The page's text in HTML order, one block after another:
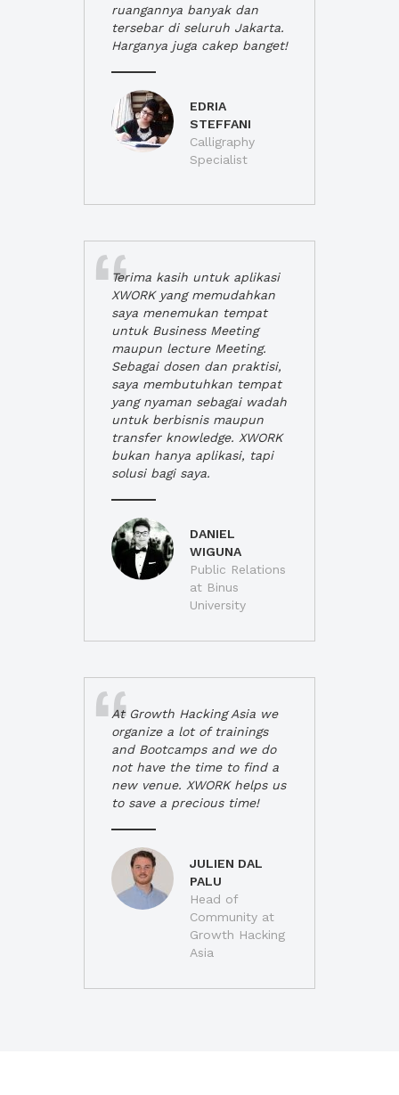
ruangannya banyak dan
tersebar di seluruh Jakarta.
Harganya juga cakep banget!
EDRIA
STEFFANI
Calligraphy
Specialist
Terima kasih untuk aplikasi
XWORK yang memudahkan
saya menemukan tempat
untuk Business Meeting
maupun lecture Meeting.
Sebagai dosen dan praktisi,
saya membutuhkan tempat
yang nyaman sebagai wadah
untuk berbisnis maupun
transfer knowledge. XWORK
bukan hanya aplikasi, tapi
solusi bagi saya.
DANIEL
WIGUNA
Public Relations
at Binus
University
At Growth Hacking Asia we
organize a lot of trainings
and Bootcamps and we do
not have the time to find a
new venue. XWORK helps us
to save a precious time!
JULIEN DAL
PALU
Head of
Community at
Growth Hacking
Asia